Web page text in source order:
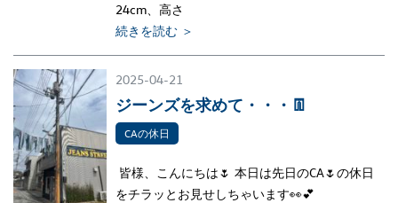
24cm、高さ
続きを読む ＞
2025-04-21
ジーンズを求めて・・・👖
CAの休日
皆様、こんにちは🌷 本日は先日のCA🌷の休日
をチラッとお見せしちゃいます👀💕